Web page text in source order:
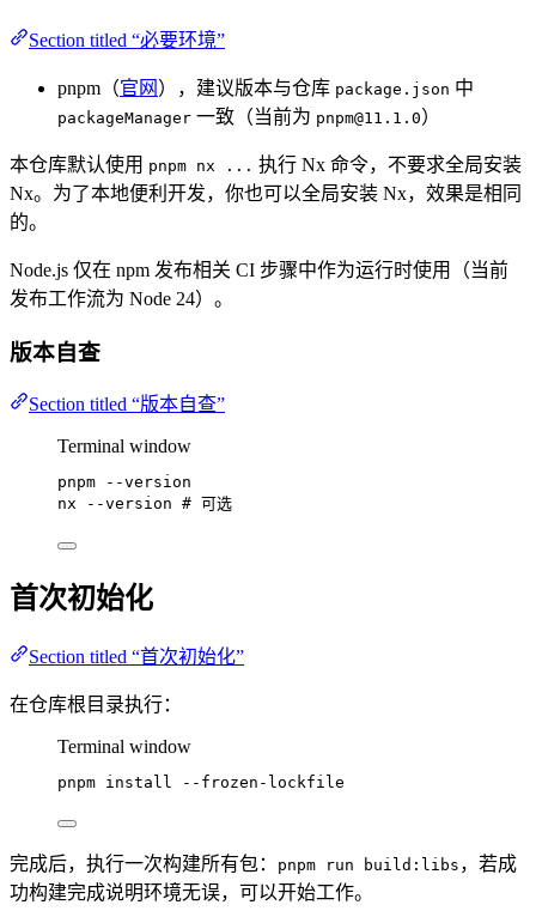
Section titled “必要环境”
pnpm（官网 ），建议版本与仓库 package.json 中
packageManager 一致（当前为 pnpm@11.1.0）
本仓库默认使用 pnpm nx ... 执行 Nx 命令，不要求全局安装
Nx。为了本地便利开发，你也可以全局安装 Nx，效果是相同
的。
Node.js 仅在 npm 发布相关 CI 步骤中作为运行时使用（当前
发布工作流为 Node 24）。
版本自查
Section titled “版本自查”
Terminal window
pnpm
--version
nx
--version # 可选
首次初始化
Section titled “首次初始化”
在仓库根目录执行：
Terminal window
pnpm install --frozen-lockfile
完成后，执行一次构建所有包： pnpm run build:libs ，若成
功构建完成说明环境无误，可以开始工作。